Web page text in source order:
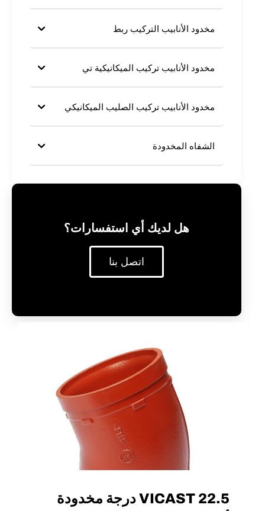
مخدود الأنابيب التركيب ربط
مخدود الأنابيب تركيب الميكانيكية تي
مخدود الأنابيب تركيب الصليب الميكانيكي
الشفاه المخدودة
هل لديك أي استفسارات؟
اتصل بنا
VICAST 22.5 درجة مخدودة